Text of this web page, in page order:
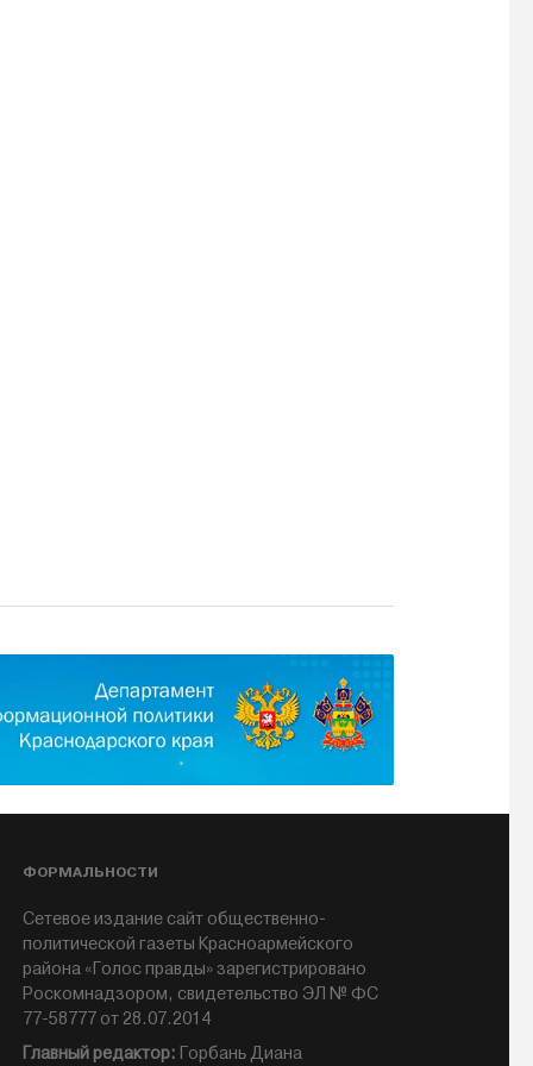
ФОРМАЛЬНОСТИ
Сетевое издание сайт общественно-
политической газеты Красноармейского
района «Голос правды» зарегистрировано
Роскомнадзором, свидетельство ЭЛ № ФС
77-58777 от 28.07.2014
Главный редактор: Горбань Диана